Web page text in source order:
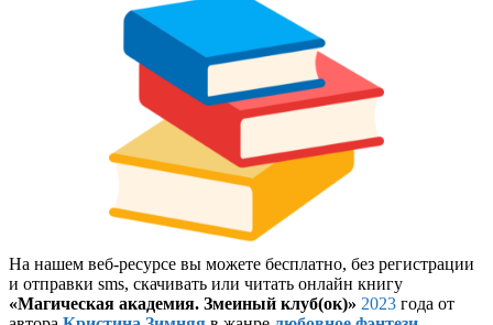
На нашем веб-ресурсе вы можете бесплатно, без регистрации
и отправки sms, скачивать или читать онлайн книгу
«Магическая академия. Змеиный клуб(ок)» 2023 года от